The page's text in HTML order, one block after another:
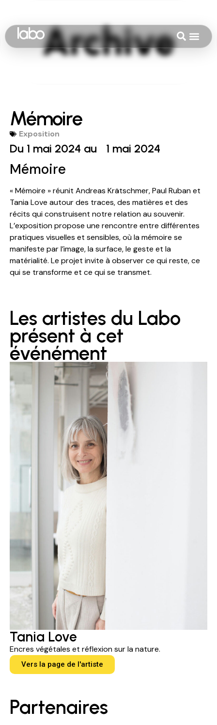
Mémoire
Exposition
Du 1 mai 2024 au 1 mai 2024
Mémoire
« Mémoire » réunit Andreas Krätschmer, Paul Ruban et
Tania Love autour des traces, des matières et des
récits qui construisent notre relation au souvenir.
L’exposition propose une rencontre entre différentes
pratiques visuelles et sensibles, où la mémoire se
manifeste par l’image, la surface, le geste et la
matérialité. Le projet invite à observer ce qui reste, ce
qui se transforme et ce qui se transmet.
Les artistes du Labo
présent à cet
événément
Tania Love
Encres végétales et réflexion sur la nature.
Vers la page de l'artiste
Partenaires